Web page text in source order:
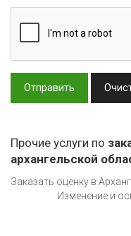
Отправить
Прочие услуги по
архангельской
Заказать оценку в
Изменение и